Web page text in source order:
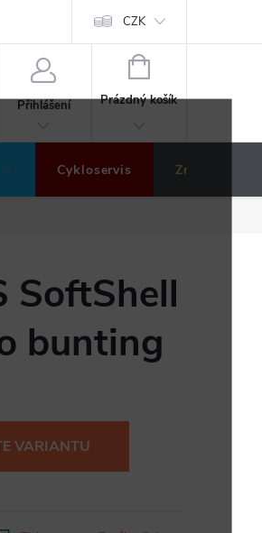
Hodnocení obchodu CZK
Přihlášení
NÁKUPNÍ
KOŠÍK
Prázdný košík
Cykloservis Značky
SoftShell
bunting
VARIANTU